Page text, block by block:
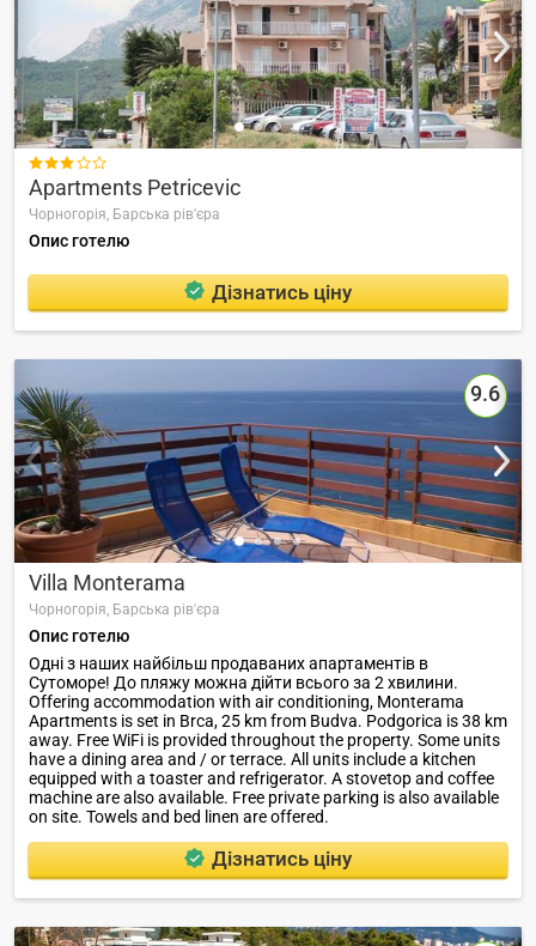

Apartments Petricevic
Чорногорія, Барська рів'єра
Опис готелю
Дізнатись ціну
9.6
Villa Monterama
Чорногорія, Барська рів'єра
Опис готелю
Одні з наших найбільш продаваних апартаментів в
Сутоморе! До пляжу можна дійти всього за 2 хвилини.
Offering accommodation with air conditioning, Monterama
Apartments is set in Brca, 25 km from Budva. Podgorica is 38 km
away. Free WiFi is provided throughout the property. Some units
have a dining area and / or terrace. All units include a kitchen
equipped with a toaster and refrigerator. A stovetop and coffee
machine are also available. Free private parking is also available
on site. Towels and bed linen are offered.
Дізнатись ціну